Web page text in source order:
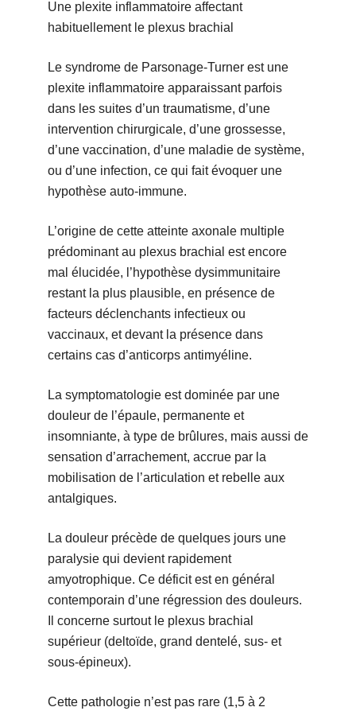
Une plexite inflammatoire affectant
habituellement le plexus brachial
Le syndrome de Parsonage-Turner est une
plexite inflammatoire apparaissant parfois
dans les suites d’un traumatisme, d’une
intervention chirurgicale, d’une grossesse,
d’une vaccination, d’une maladie de système,
ou d’une infection, ce qui fait évoquer une
hypothèse auto-immune.
L’origine de cette atteinte axonale multiple
prédominant au plexus brachial est encore
mal élucidée, l’hypothèse dysimmunitaire
restant la plus plausible, en présence de
facteurs déclenchants infectieux ou
vaccinaux, et devant la présence dans
certains cas d’anticorps antimyéline.
La symptomatologie est dominée par une
douleur de l’épaule, permanente et
insomniante, à type de brûlures, mais aussi de
sensation d’arrachement, accrue par la
mobilisation de l’articulation et rebelle aux
antalgiques.
La douleur précède de quelques jours une
paralysie qui devient rapidement
amyotrophique. Ce déficit est en général
contemporain d’une régression des douleurs.
Il concerne surtout le plexus brachial
supérieur (deltoïde, grand dentelé, sus- et
sous-épineux).
Cette pathologie n’est pas rare (1,5 à 2